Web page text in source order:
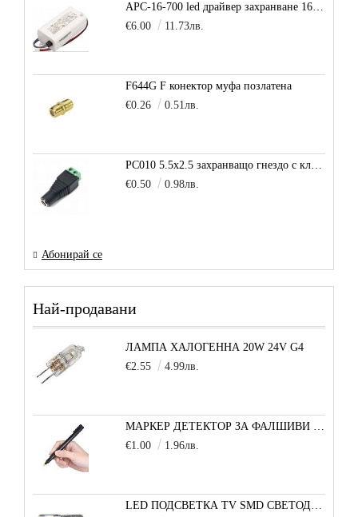
APC-16-700 led драйвер захранване 16.8W 700mA
€6.00
11.73лв.
F644G F конектор муфа позлатена
€0.26
0.51лв.
PC010 5.5x2.5 захранващо гнездо с клема за кабел
€0.50
0.98лв.
Абонирай се
Най-продавани
ЛАМПА ХАЛОГЕННА 20W 24V G4
€2.55
4.99лв.
МАРКЕР ДЕТЕКТОР ЗА ФАЛШИВИ БАНКНОТИ
€1.00
1.96лв.
LED ПОДСВЕТКА TV SMD СВЕТОДИОД 2835 2W 3V МАЛКА+